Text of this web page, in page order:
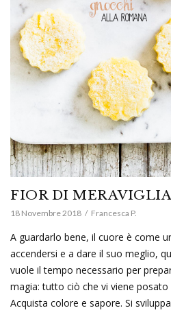
FIOR DI MERAVIGLIA
18 Novembre 2018 Francesca P.
A guardarlo bene, il cuore è come
accendersi e a dare il suo meglio,
vuole il tempo necessario per
magia: tutto ciò che vi viene
Acquista colore e sapore. Si